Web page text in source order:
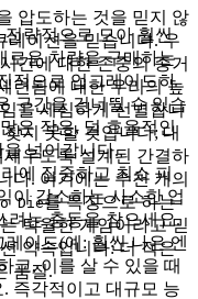
략적으로 모아 훨씬
로운 차량을 구매하는
적으로 업그레이드하
구간을 건너뛸 수 있습
은 작은, 덜 효율적인
넘어갑니다.
에 집중하고 최소 피
이 감소하는 사소한 업
려는 충동을 참으세요.
이드(예: 훨씬 나은 엔
고, 이를 살 수 있을 때
즉각적이고 대규모 능
압도하는 것을 믿지 않
레이션을 믿습니다. 우
간에 대한 존중의 증거
련됨에 대한 우리의 높
을 세심하게 선별합니
지 못할 것입니다; 대
우도록 설계된 간결하
다. 여기에는 수천 개의
Die를 특징으로 하는
탁월한 게임이라고 믿
약속입니다: 더 적은
품질.